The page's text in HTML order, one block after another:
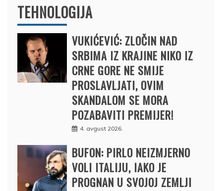
TEHNOLOGIJA
VUKIĆEVIĆ: ZLOČIN NAD
SRBIMA IZ KRAJINE NIKO IZ
CRNE GORE NE SMIJE
PROSLAVLJATI, OVIM
SKANDALOM SE MORA
POZABAVITI PREMIJER!
4. avgust 2026.
BUFON: PIRLO NEIZMJERNO
VOLI ITALIJU, IAKO JE
PROGNAN U SVOJOJ ZEMLJI